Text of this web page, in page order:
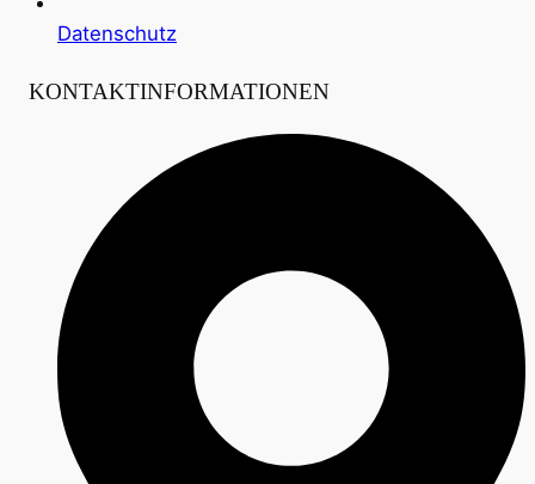
Datenschutz
KONTAKTINFORMATIONEN